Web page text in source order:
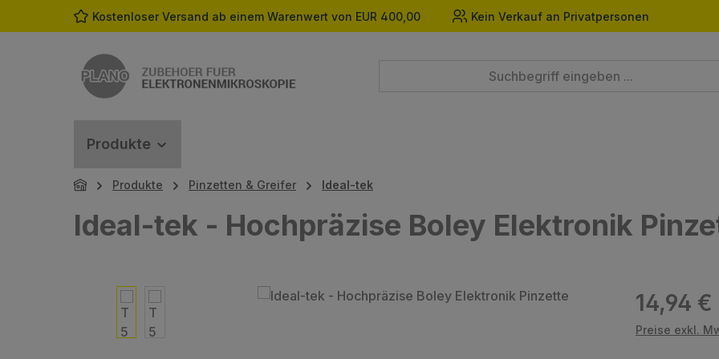
Hauptinhalt springen
Zur Suche springen
Zur Hauptnavigation springen
Kostenloser Versand ab einem Warenwert von EUR 400,00 Kein Verkauf an Privatpersonen
Produkte
Produkte Pinzetten & Greifer Ideal-tek
Ideal-tek - Hochpräzise Boley Elektronik
Bildergalerie überspringen Regulärer
14,94 €
Preise exkl.